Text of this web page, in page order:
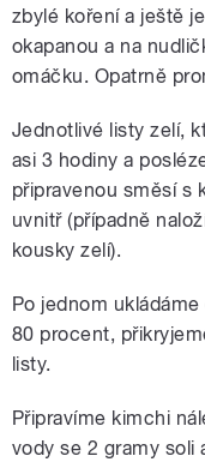
zbylé koření a ještě
okapanou a na
omáčku. Opatrně
Jednotlivé listy zelí,
asi 3 hodiny a
připravenou směsí s
uvnitř (případně
kousky zelí).
Po jednom
80 procent,
listy.
Připravíme kimchi
vody se 2 gramy soli